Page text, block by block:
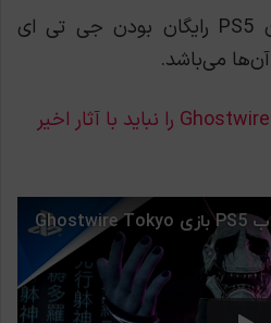
نکته‌ی جذاب برای کاربران PS5 رایگان بودن جی تی ای
چرا Ghostwire: Tokyo را نباید با آثار اخیر